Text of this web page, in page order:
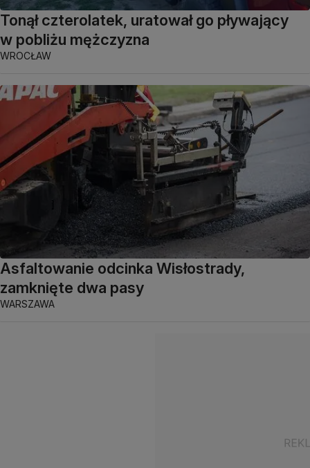
Tonął czterolatek, uratował go pływający
w pobliżu mężczyzna
WROCŁAW
Asfaltowanie odcinka Wisłostrady,
zamknięte dwa pasy
WARSZAWA